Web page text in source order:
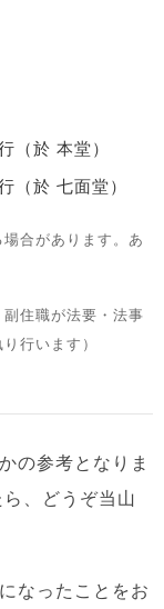
於 本堂）
於 七面堂）
合があります。あ
住職が法要・法事
行います）
の参考となりま
、どうぞ当山
なったことをお